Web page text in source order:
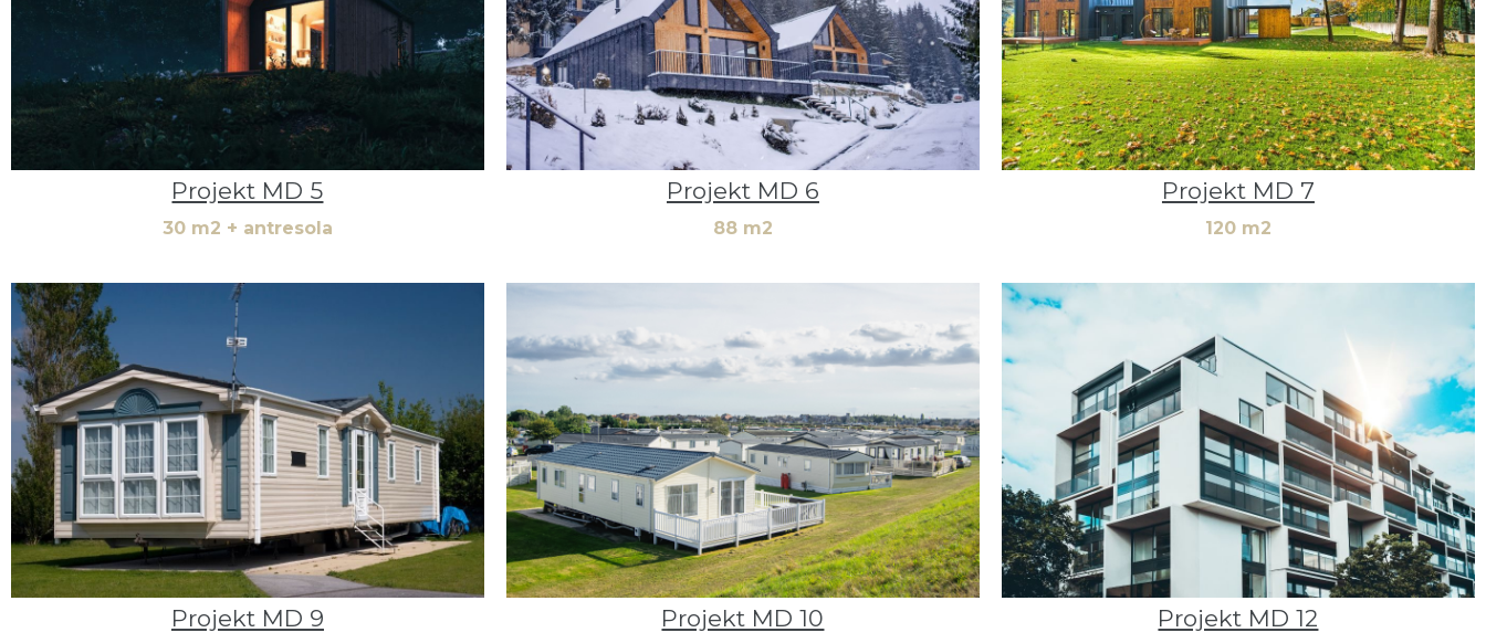
Projekt MD 5
30 m2 + antresola
Projekt MD 6
88 m2
Projekt MD 7
120 m2
Projekt MD 9 Projekt MD 10 Projekt MD 12